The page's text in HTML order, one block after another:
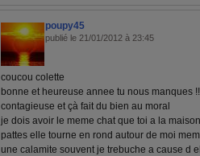
poupy45
publié le 21/01/2012 à 23:45
coucou colette
bonne et heureuse annee tu nous manques
contagieuse et çà fait du bien au moral
je dois avoir le meme chat que toi a la
pattes elle tourne en rond autour de moi
une calamite souvent je trebuche a cause d